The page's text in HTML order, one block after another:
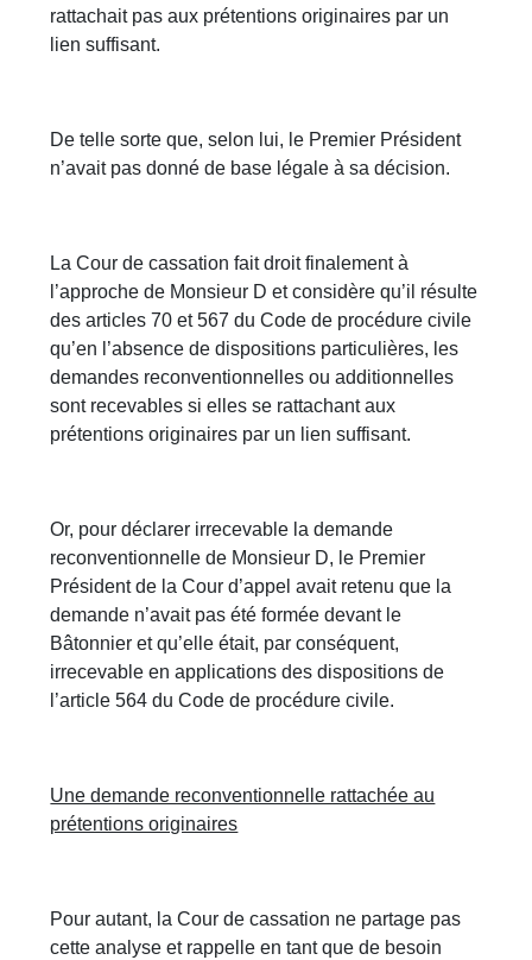
rattachait pas aux prétentions originaires par un
lien suffisant.
De telle sorte que, selon lui, le Premier Président
n’avait pas donné de base légale à sa décision.
La Cour de cassation fait droit finalement à
l’approche de Monsieur D et considère qu’il résulte
des articles 70 et 567 du Code de procédure civile
qu’en l’absence de dispositions particulières, les
demandes reconventionnelles ou additionnelles
sont recevables si elles se rattachant aux
prétentions originaires par un lien suffisant.
Or, pour déclarer irrecevable la demande
reconventionnelle de Monsieur D, le Premier
Président de la Cour d’appel avait retenu que la
demande n’avait pas été formée devant le
Bâtonnier et qu’elle était, par conséquent,
irrecevable en applications des dispositions de
l’article 564 du Code de procédure civile.
Une demande reconventionnelle rattachée au
prétentions originaires
Pour autant, la Cour de cassation ne partage pas
cette analyse et rappelle en tant que de besoin